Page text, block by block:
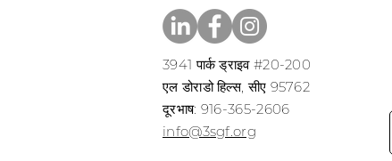
3941 पार्क ड्राइव #20-200
एल डोराडो हिल्स, सीए 95762
​​दूरभाष: 916-365-2606
​info@3sgf.org